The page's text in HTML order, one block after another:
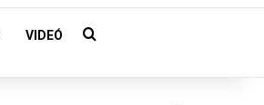
VIDEÓ Keresés: